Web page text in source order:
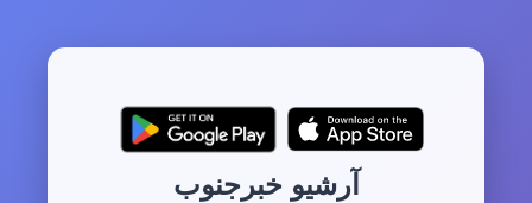
آرشیو خبرجنوب